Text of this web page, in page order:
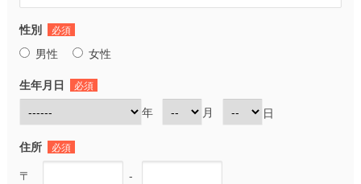
性別 必須
男性
女性
生年月日
必須
年 月 日
住所 必須
〒 -